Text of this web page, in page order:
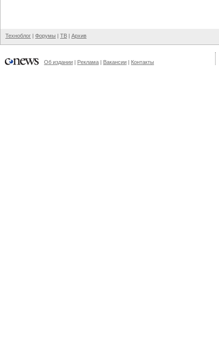
Техноблог | Форумы | ТВ | Архив
Об издании | Реклама | Вакансии | Контакты